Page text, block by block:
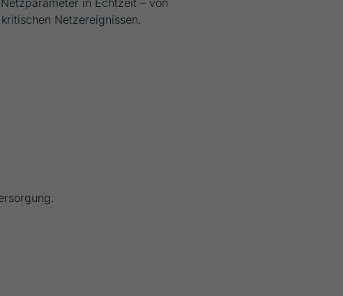
in Echtzeit – von
Netzereignissen.